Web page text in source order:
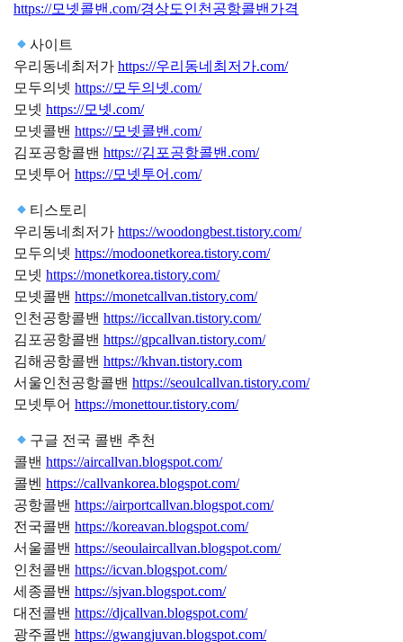
https://모넷콜밴.com/경상도인천공항콜밴가격
사이트
우리동네최저가https://우리동네최저가.com/
모두의넷https://모두의넷.com/
모넷https://모넷.com/
모넷콜밴https://모넷콜밴.com/
김포공항콜밴https://김포공항콜밴.com/
모넷투어https://모넷투어.com/
티스토리
우리동네최저가https://woodongbest.tistory.com/
모두의넷https://modoonetkorea.tistory.com/
모넷https://monetkorea.tistory.com/
모넷콜밴https://monetcallvan.tistory.com/
인천공항콜밴https://iccallvan.tistory.com/
김포공항콜밴https://gpcallvan.tistory.com/
김해공항콜밴https://khvan.tistory.com
서울인천공항콜밴https://seoulcallvan.tistory.com/
모넷투어https://monettour.tistory.com/
구글 전국 콜밴 추천
콜밴https://aircallvan.blogspot.com/
콜벤https://callvankorea.blogspot.com/
공항콜밴https://airportcallvan.blogspot.com/
전국콜밴https://koreavan.blogspot.com/
서울콜밴https://seoulaircallvan.blogspot.com/
인천콜밴https://icvan.blogspot.com/
세종콜밴https://sjvan.blogspot.com/
대전콜밴https://djcallvan.blogspot.com/
광주콜밴https://gwangjuvan.blogspot.com/